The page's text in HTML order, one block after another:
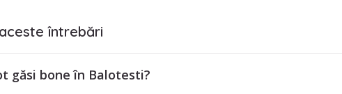
lunar, trimestrial sau anual.
întrebări
găsi bone în Balotesti?